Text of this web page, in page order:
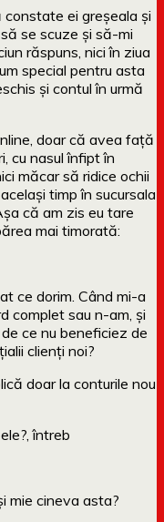
constate ei greșeala și
se scuze și să-mi
răspuns, nici în ziua
special pentru asta
și contul în urmă
doar că avea față
cu nasul înfipt în
măcar să ridice ochii
timp în sucursala
că am zis eu tare
mai timorată:
ce dorim. Când mi-a
complet sau n-am, și
ce nu beneficiez de
clienți noi?
doar la conturile nou
întreb
mie cineva asta?